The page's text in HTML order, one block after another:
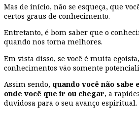
Mas de início, não se esqueça, que
certos graus de conhecimento.
Entretanto, é bom saber que o
quando nos torna melhores.
Em vista disso, se você é muita
conhecimentos vão somente
Assim sendo, quando você não sabe
onde você que ir ou chegar, a
duvidosa para o seu avanço espiritual.